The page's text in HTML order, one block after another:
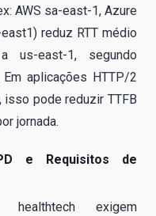
AWS sa-east-1, Azure
reduz RTT médio
us-east-1, segundo
aplicações HTTP/2
pode reduzir TTFB
jornada.
e Requisitos de
exigem